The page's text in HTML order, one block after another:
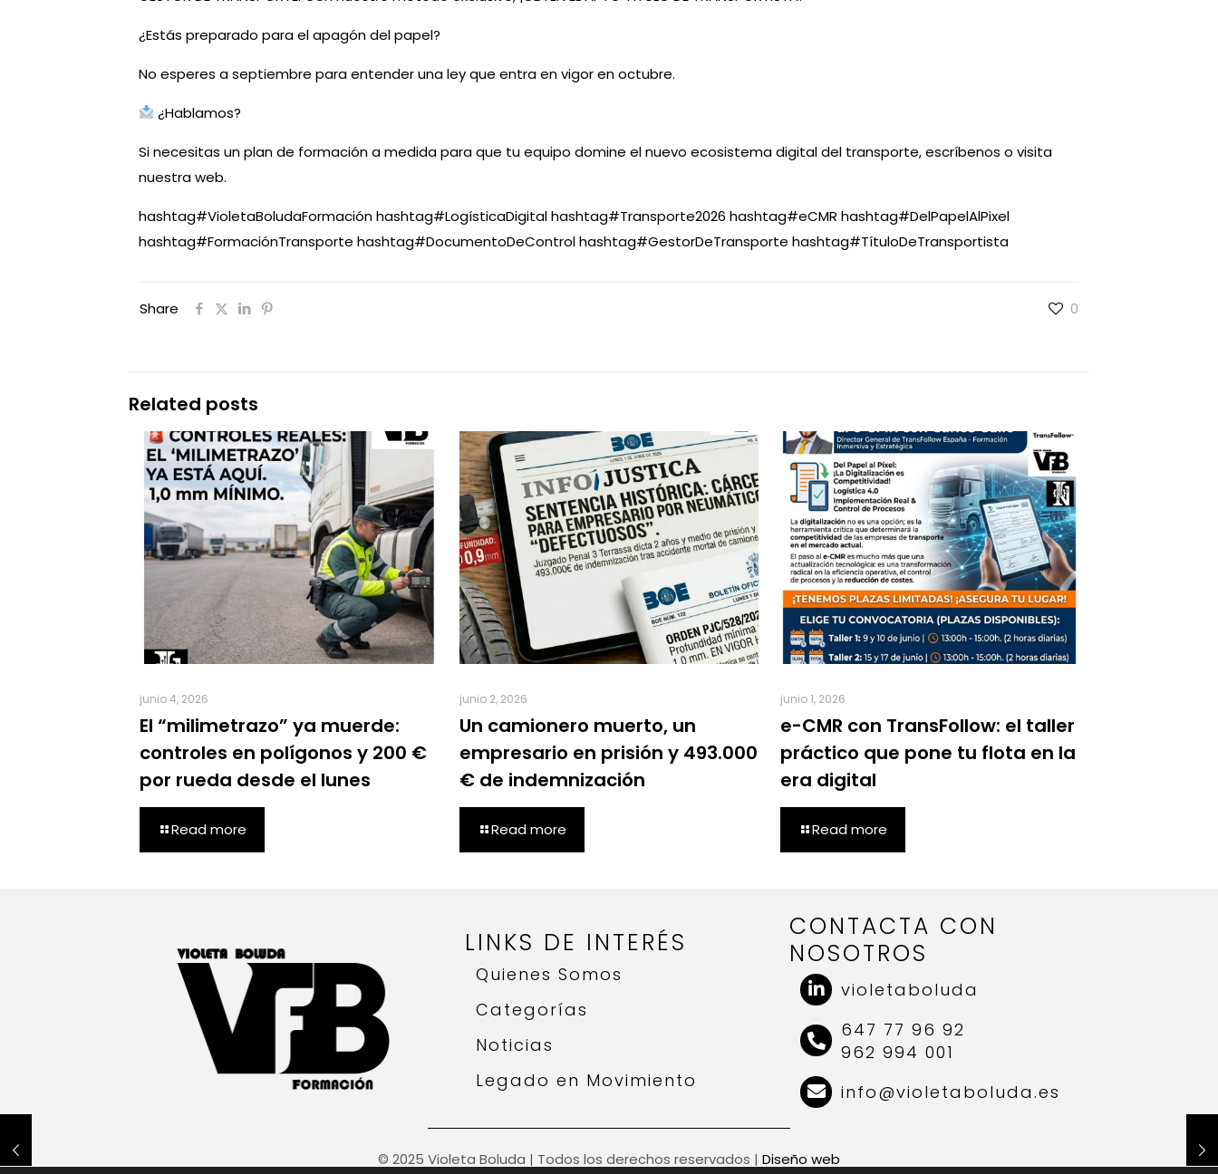
¿Estás preparado para el apagón del papel?
No esperes a septiembre para entender una ley que entra en vigor en octubre.
¿Hablamos?
Si necesitas un plan de formación a medida para que tu equipo domine el nuevo ecosistema digital del transporte, escríbenos o visita
nuestra web.
hashtag#VioletaBoludaFormación hashtag#LogísticaDigital hashtag#Transporte2026 hashtag#eCMR hashtag#DelPapelAlPixel
hashtag#FormaciónTransporte hashtag#DocumentoDeControl hashtag#GestorDeTransporte hashtag#TítuloDeTransportista
Share 0
Related posts
junio 4, 2026
El “milimetrazo” ya muerde:
controles en polígonos y 200 €
por rueda desde el lunes
Read more
junio 2, 2026
Un camionero muerto, un
empresario en prisión y 493.000
€ de indemnización
Read more
junio 1, 2026
e-CMR con TransFollow: el taller
práctico que pone tu flota en la
era digital
Read more
LINKS DE INTERÉS
Quienes Somos
Categorías
Noticias
Legado en Movimiento
CONTACTA CON
NOSOTROS
violetaboluda
647 77 96 92
962 994 001
info@violetaboluda.es
© 2025 Violeta Boluda | Todos los derechos reservados | Diseño web